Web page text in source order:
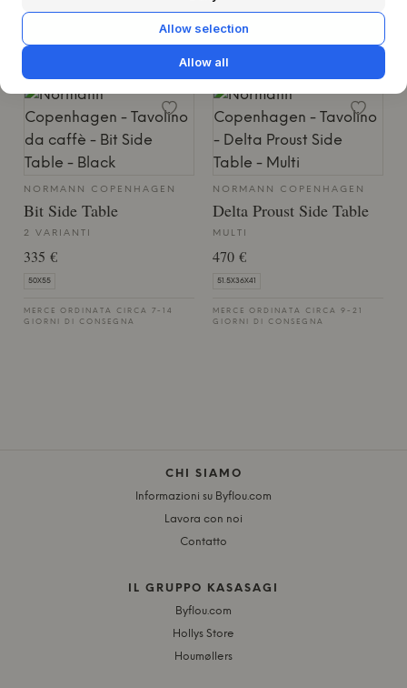
GIORNI DI CONSEGNA
MERCE ORDINATA CIRCA 7-14
GIORNI DI CONSEGNA
NORMANN COPENHAGEN
Bit Side Table
2 VARIANTI
335 €
50X55
MERCE ORDINATA CIRCA 7-14
GIORNI DI CONSEGNA
NORMANN COPENHAGEN
Delta Proust Side Table
MULTI
470 €
51.5X36X41
MERCE ORDINATA CIRCA 9-21
GIORNI DI CONSEGNA
CHI SIAMO
Informazioni su Byflou.com
Lavora con noi
Contatto
IL GRUPPO KASASAGI
Byflou.com
Hollys Store
Houmøllers
Allow selection
Allow all